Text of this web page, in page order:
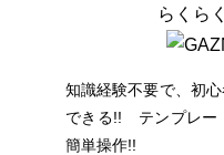
らくら
知識経験不要で、初
できる!! テンプレー
簡単操作!!